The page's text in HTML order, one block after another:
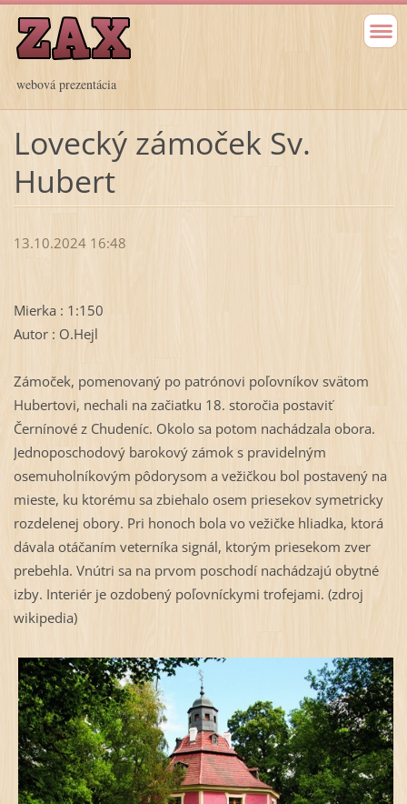
webová prezentácia
Lovecký zámoček Sv.
Hubert
13.10.2024 16:48
Mierka : 1:150
Autor : O.Hejl
Zámoček, pomenovaný po patrónovi poľovníkov svätom
Hubertovi, nechali na začiatku 18. storočia postaviť
Černínové z Chudeníc. Okolo sa potom nachádzala obora.
Jednoposchodový barokový zámok s pravidelným
osemuholníkovým pôdorysom a vežičkou bol postavený na
mieste, ku ktorému sa zbiehalo osem priesekov symetricky
rozdelenej obory. Pri honoch bola vo vežičke hliadka, ktorá
dávala otáčaním veterníka signál, ktorým priesekom zver
prebehla. Vnútri sa na prvom poschodí nachádzajú obytné
izby. Interiér je ozdobený poľovníckymi trofejami. (zdroj
wikipedia)